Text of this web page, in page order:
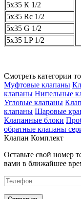
5х35 К 1/2
5х35 Rс 1/2
5х35 G 1/2
5х35 LP 1/2
Смотреть категории
Муфтовые клапаны
клапаны Нипельные
Угловые клапаны
клапаны Шаровые
Клапанные блоки
обратные клапаны
Клапан Комплект
Оставьте свой номер
вами в ближайшее